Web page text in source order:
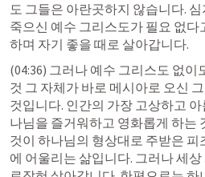
도 그들은 아란곳하지 않습니다.
죽으신 예수 그리스도가 필요 없다
하며 자기 좋을 때로 살아갑니다.
(04:36) 그러나 예수 그리스도 없
것 그 자체가 바로 메시아로 오신
것입니다. 인간의 가장 고상하고
나님을 즐거워하고 영화롭게 하는
것이 하나님의 형상대로 주받은
에 어울리는 삶입니다. 그러나 세